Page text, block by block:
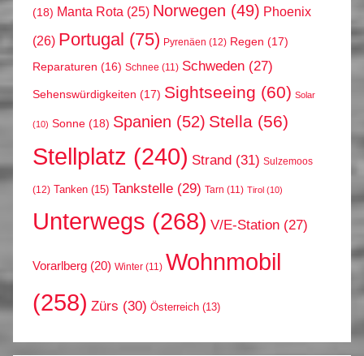
(18) Manta Rota (25) Norwegen (49) Phoenix
(26) Portugal (75) Pyrenäen (12) Regen (17)
Reparaturen (16) Schnee (11) Schweden (27)
Sehenswürdigkeiten (17) Sightseeing (60) Solar
(10) Sonne (18) Spanien (52) Stella (56)
Stellplatz (240) Strand (31) Sulzemoos
(12) Tanken (15) Tankstelle (29) Tarn (11) Tirol (10)
Unterwegs (268) V/E-Station (27)
Vorarlberg (20) Winter (11) Wohnmobil
(258) Zürs (30) Österreich (13)